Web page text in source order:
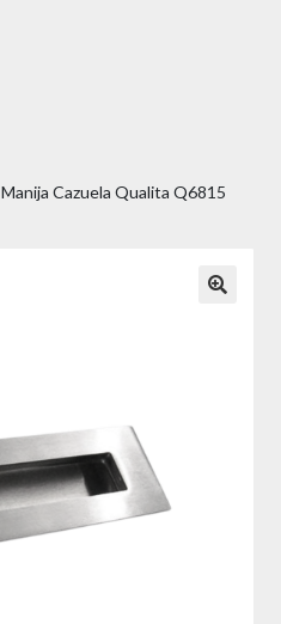
Manija Cazuela Qualita Q6815